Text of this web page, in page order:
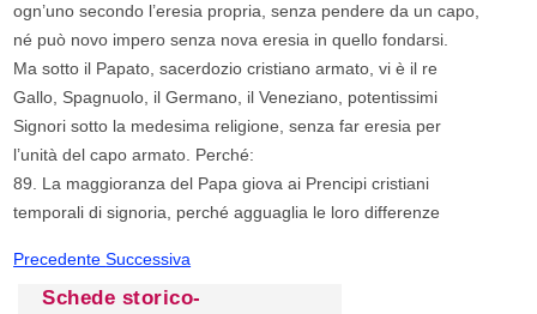
ogn’uno secondo l’eresia propria, senza pendere da un capo,
né può novo impero senza nova eresia in quello fondarsi.
Ma sotto il Papato, sacerdozio cristiano armato, vi è il re
Gallo, Spagnuolo, il Germano, il Veneziano, potentissimi
Signori sotto la medesima religione, senza far eresia per
l’unità del capo armato. Perché:
89. La maggioranza del Papa giova ai Prencipi cristiani
temporali di signoria, perché agguaglia le loro differenze
PrecedenteSuccessiva
Schede storico-